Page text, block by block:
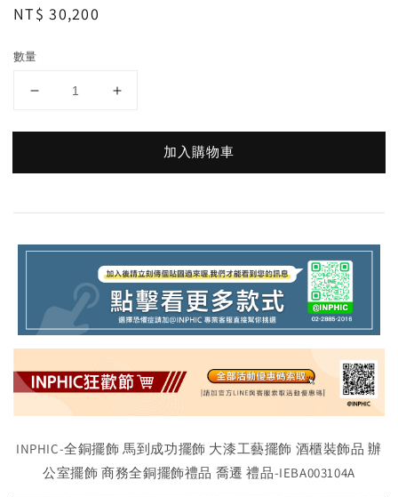
Regular
NT$ 30,200
數量
加入購物車
INPHIC-全銅擺飾 馬到成功擺飾 大漆工藝擺飾 酒櫃裝飾品 辦
公室擺飾 商務全銅擺飾禮品 喬遷 禮品-IEBA003104A